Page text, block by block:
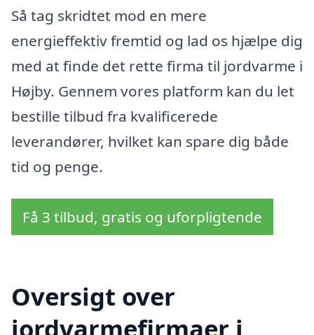
Så tag skridtet mod en mere
energieffektiv fremtid og lad os hjælpe dig
med at finde det rette firma til jordvarme i
Højby. Gennem vores platform kan du let
bestille tilbud fra kvalificerede
leverandører, hvilket kan spare dig både
tid og penge.
Få 3 tilbud, gratis og uforpligtende
Oversigt over
jordvarmefirmaer i